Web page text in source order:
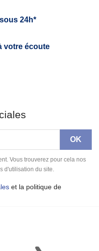
24h*
votre écoute
Vous trouverez pour cela nos
d'utilisation du site.
et la politique de